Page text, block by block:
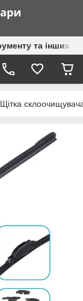
та інших
Щітка